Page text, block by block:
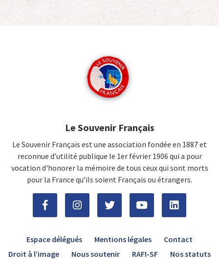
Le Souvenir Français
Le Souvenir Français est une association fondée en 1887 et
reconnue d’utilité publique le 1er février 1906 qui a pour
vocation d'honorer la mémoire de tous ceux qui sont morts
pour la France qu’ils soient Français ou étrangers.
Espace délégués Mentions légales
Contact
Droit à l’image
Nous soutenir RAFI-SF Nos statuts